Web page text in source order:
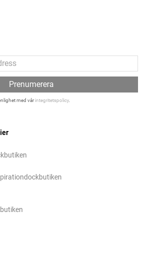
Prenumerera
med vårintegritetspolicy.